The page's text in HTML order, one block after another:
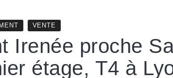
VENTE
Irenée proche
étage, T4 à